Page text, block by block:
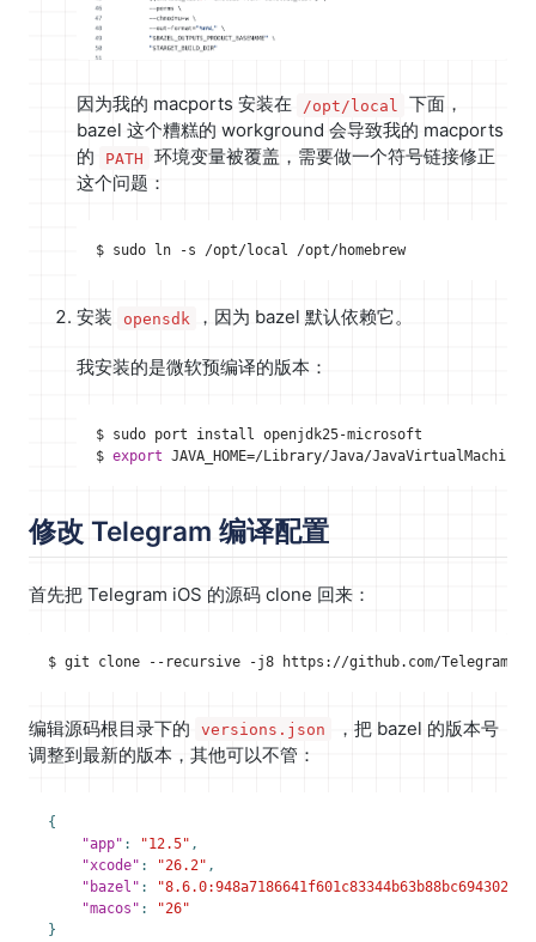
因为我的 macports 安装在 /opt/local
下面，
bazel 这个糟糕的 workground 会导致我的 macports
的
PATH
环境变量被覆盖，需要做一个符号链接修正
这个问题：
安装 opensdk ，因为 bazel 默认依赖它。
我安装的是微软预编译的版本：
$ export JAVA_HOME=
修改 Telegram 编译配置
首先把 Telegram iOS 的源码 clone 回来：
编辑源码根目录下的 versions.json
，把 bazel 的版本号
调整到最新的版本，其他可以不管：
{
"app" : "12.5" ,
"xcode" : "26.2" ,
"bazel" :
"macos" :
"26"
}